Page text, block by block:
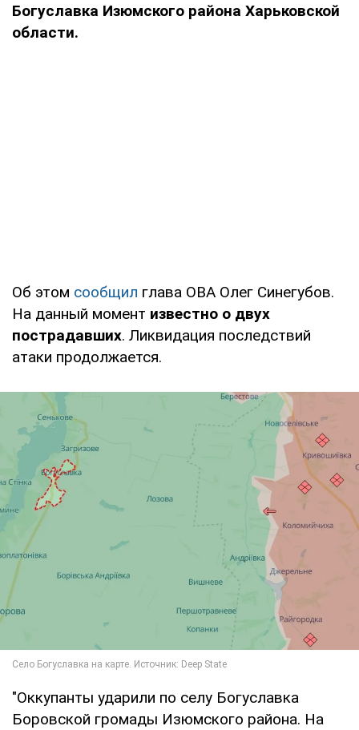
Богуславка Изюмского района Харьковской
области.
Об этом сообщил глава ОВА Олег Синегубов.
На данный момент известно о двух
пострадавших. Ликвидация последствий
атаки продолжается.
"Оккупанты ударили по селу Богуславка
Боровской громады Изюмского района. На